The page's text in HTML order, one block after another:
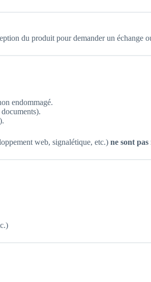
du produit pour demander un échange
endommagé.
web, signalétique, etc.) ne sont